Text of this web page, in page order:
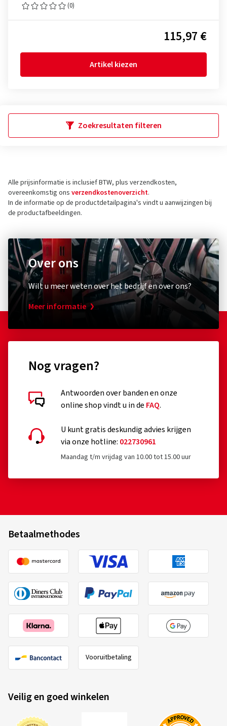
(0)
115,97 €
Artikel kiezen
Zoekresultaten filteren
Alle prijsinformatie is inclusief BTW, plus verzendkosten,
overeenkomstig ons verzendkostenoverzicht.
In de informatie op de productdetailpagina's vindt u aanwijzingen bij
de productafbeeldingen.
Over ons
Wilt u meer weten over het bedrijf en over ons?
Meer informatie
Nog vragen?
Antwoorden over banden en onze
online shop vindt u in de FAQ.
U kunt gratis deskundig advies krijgen
via onze hotline: 022730961
Maandag t/m vrijdag van 10.00 tot 15.00 uur
Betaalmethodes
Vooruitbetaling
Veilig en goed winkelen